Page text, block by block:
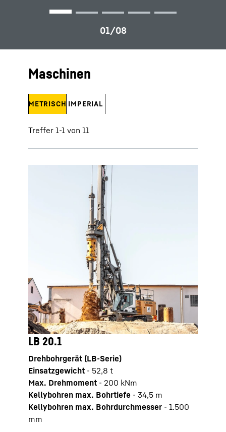
Maschinen
Treffer 1-1 von 11
METRISCH IMPERIAL
LB 20.1
Drehbohrgerät (LB-Serie)
Einsatzgewicht - 52,8 t
Max. Drehmoment - 200 kNm
Kellybohren max. Bohrtiefe - 34,5 m
Kellybohren max. Bohrdurchmesser - 1.500
mm